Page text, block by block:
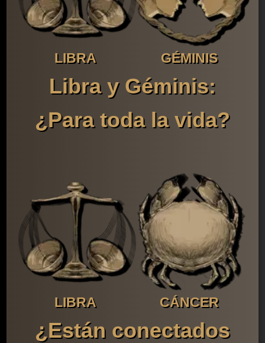
LIBRA GÉMINIS
Libra y Géminis:
¿Para toda la vida?
LIBRA CÁNCER
¿Están conectados